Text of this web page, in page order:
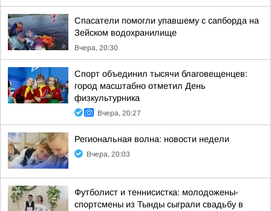
Спасатели помогли упавшему с сапборда на
Зейском водохранилище
Вчера, 20:30
Спорт объединил тысячи благовещенцев:
город масштабно отметил День
физкультурника
Вчера, 20:27
Региональная волна: новости недели
Вчера, 20:03
Футболист и теннисистка: молодожены-
спортсмены из Тынды сыграли свадьбу в